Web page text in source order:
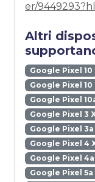
er/
Altri
Google Pixel 10
Google Pixel 10
Google Pixel
Google Pixel 3
Google Pixel 3a
Google Pixel 4
Google Pixel 4a
Google Pixel 5a